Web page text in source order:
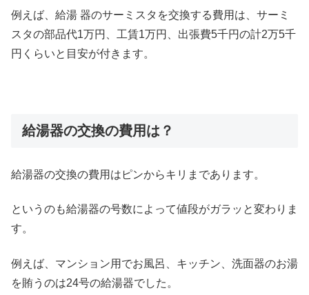
例えば、給湯 器のサーミスタを交換する費用は、サーミ
スタの部品代1万円、工賃1万円、出張費5千円の計2万5千
円くらいと目安が付きます。
給湯器の交換の費用は？
給湯器の交換の費用はピンからキリまであります。
というのも給湯器の号数によって値段がガラッと変わりま
す。
例えば、マンション用でお風呂、キッチン、洗面器のお湯
を賄うのは24号の給湯器でした。